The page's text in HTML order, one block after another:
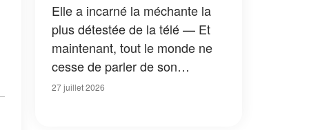
Elle a incarné la méchante la
plus détestée de la télé — Et
maintenant, tout le monde ne
cesse de parler de son
apparition dans la nouvelle
27 juillet 2026